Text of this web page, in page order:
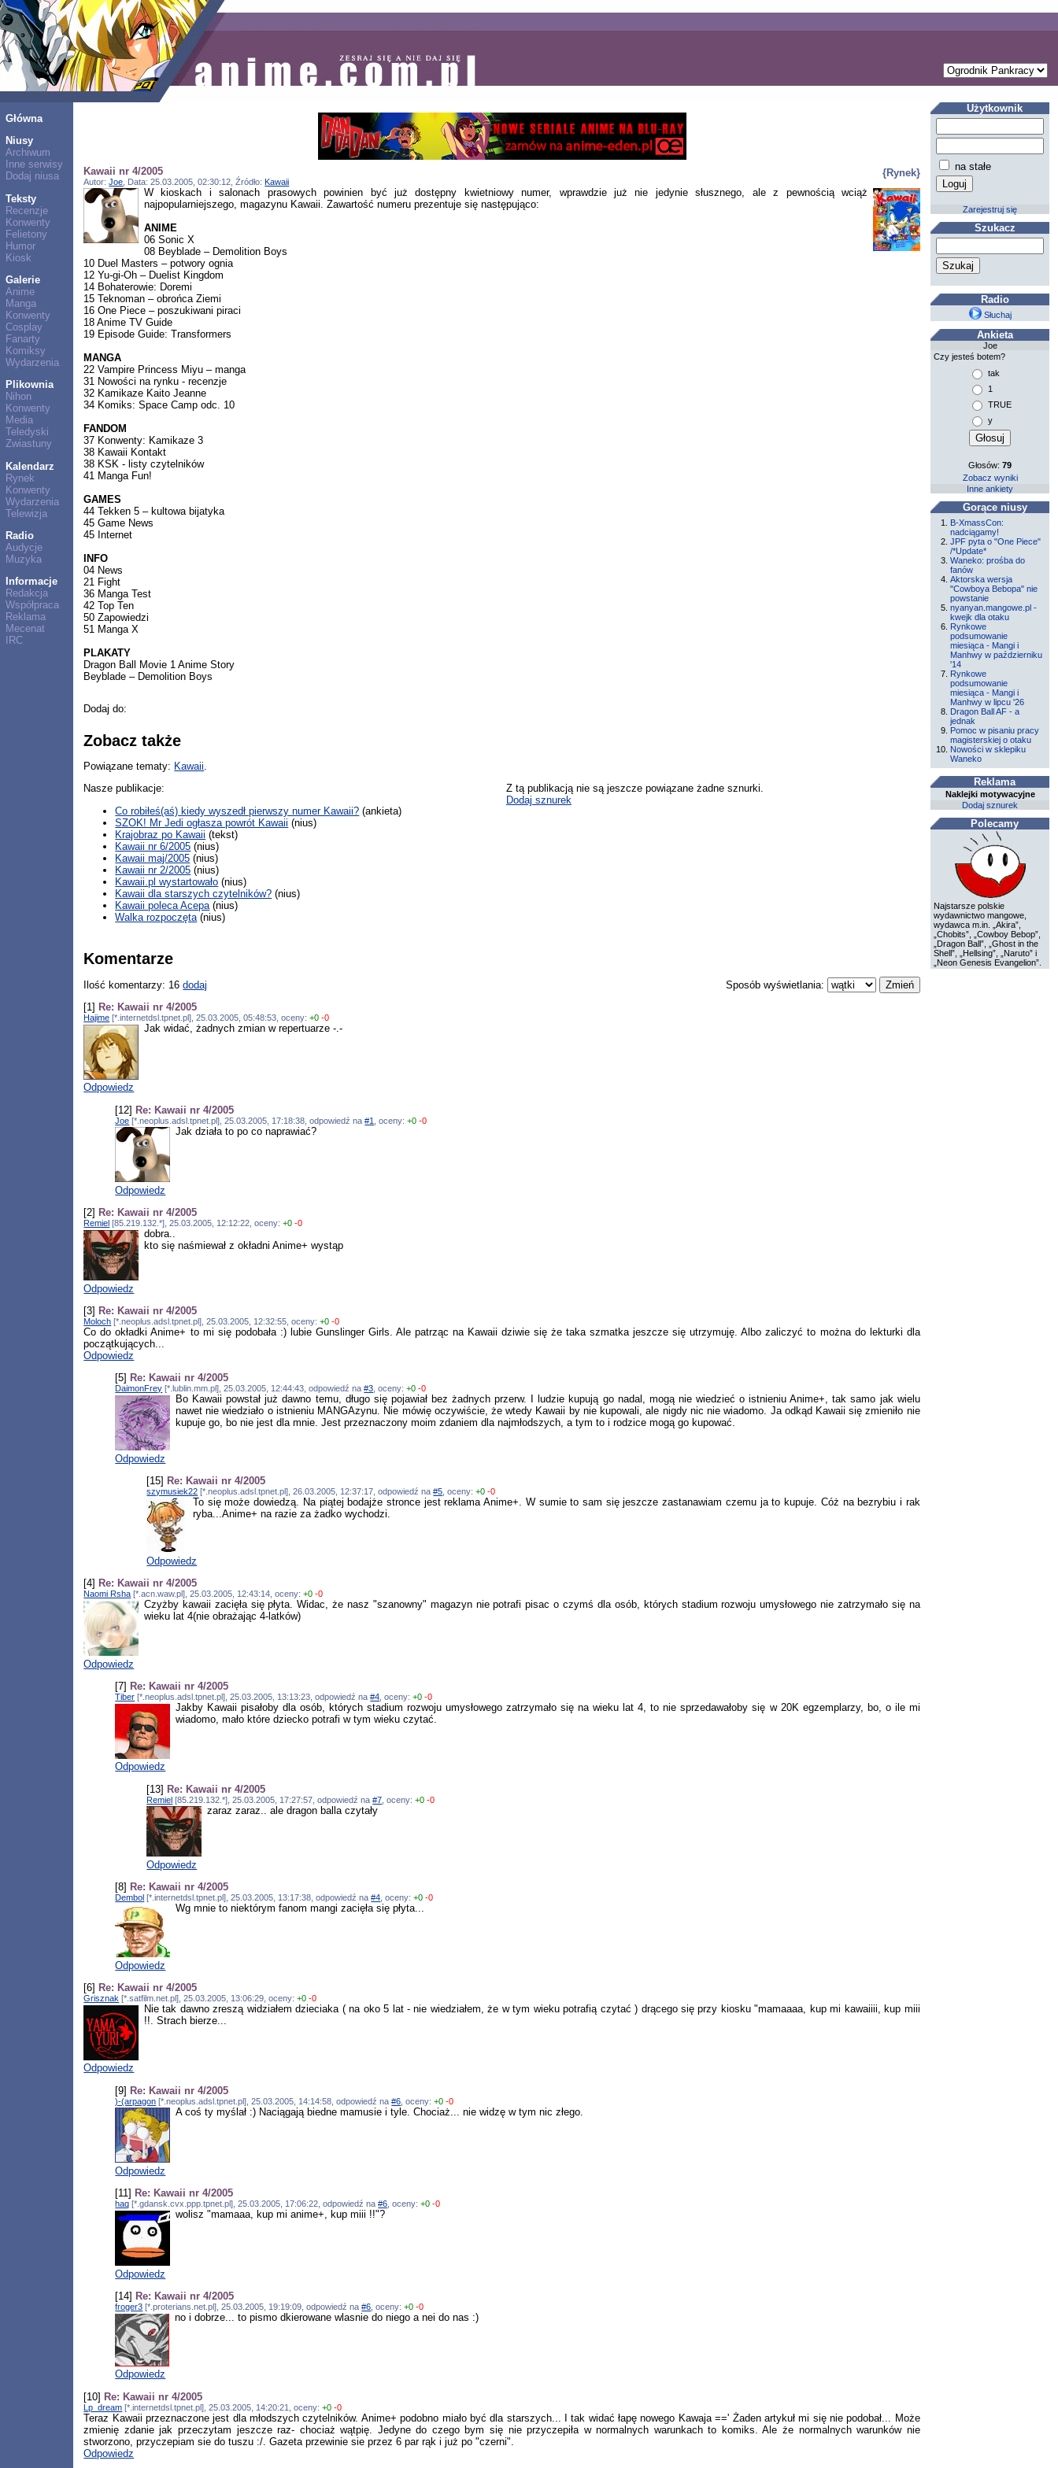
Główna
Niusy
Archiwum
Inne serwisy
Dodaj niusa
Teksty
Recenzje
Konwenty
Felietony
Humor
Kiosk
Galerie
Anime
Manga
Konwenty
Cosplay
Fanarty
Komiksy
Wydarzenia
Plikownia
Nihon
Konwenty
Media
Teledyski
Zwiastuny
Kalendarz
Rynek
Konwenty
Wydarzenia
Telewizja
Radio
Audycje
Muzyka
Informacje
Redakcja
Współpraca
Reklama
Mecenat
IRC
{Rynek}
Kawaii nr 4/2005
Autor:Joe , Data: 25.03.2005, 02:30:12, Źródło:Kawaii
W kioskach i salonach prasowych powinien być już dostępny kwietniowy numer, wprawdzie już nie jedynie słusznego, ale z pewnością wciąż
najpopularniejszego, magazynu Kawaii. Zawartość numeru prezentuje się następująco:
ANIME
06 Sonic X
08 Beyblade – Demolition Boys
10 Duel Masters – potwory ognia
12 Yu-gi-Oh – Duelist Kingdom
14 Bohaterowie: Doremi
15 Teknoman – obrońca Ziemi
16 One Piece – poszukiwani piraci
18 Anime TV Guide
19 Episode Guide: Transformers
MANGA
22 Vampire Princess Miyu – manga
31 Nowości na rynku - recenzje
32 Kamikaze Kaito Jeanne
34 Komiks: Space Camp odc. 10
FANDOM
37 Konwenty: Kamikaze 3
38 Kawaii Kontakt
38 KSK - listy czytelników
41 Manga Fun!
GAMES
44 Tekken 5 – kultowa bijatyka
45 Game News
45 Internet
INFO
04 News
21 Fight
36 Manga Test
42 Top Ten
50 Zapowiedzi
51 Manga X
PLAKATY
Dragon Ball Movie 1 Anime Story
Beyblade – Demolition Boys
Dodaj do:
Zobacz także
Powiązane tematy: Kawaii
Nasze publikacje:
Co robiłeś(aś) kiedy wyszedł pierwszy numer Kawaii? (ankieta)
SZOK! Mr Jedi ogłasza powrót Kawaii (nius)
Krajobraz po Kawaii (tekst)
Kawaii nr 6/2005 (nius)
Kawaii maj/2005 (nius)
Kawaii nr 2/2005 (nius)
Kawaii.pl wystartowało (nius)
Kawaii dla starszych czytelników? (nius)
Kawaii poleca Acepa (nius)
Walka rozpoczęta (nius)
Z tą publikacją nie są jeszcze powiązane żadne sznurki.
Dodaj sznurek
Komentarze
Sposób wyświetlania:
Ilość komentarzy: 16dodaj
[1] Re: Kawaii nr 4/2005
Hajime [*.internetdsl.tpnet.pl], 25.03.2005, 05:48:53, oceny:+0 -0
Jak widać, żadnych zmian w repertuarze -.-
Odpowiedz
[12] Re: Kawaii nr 4/2005
Joe [*.neoplus.adsl.tpnet.pl], 25.03.2005, 17:18:38, odpowiedź na#1 , oceny:+0 -0
Jak działa to po co naprawiać?
Odpowiedz
[2] Re: Kawaii nr 4/2005
Remiel [85.219.132.*], 25.03.2005, 12:12:22, oceny:+0 -0
dobra..
kto się naśmiewał z okładni Anime+ wystąp
Odpowiedz
[3] Re: Kawaii nr 4/2005
Moloch [*.neoplus.adsl.tpnet.pl], 25.03.2005, 12:32:55, oceny:+0 -0
Co do okładki Anime+ to mi się podobała :) lubie Gunslinger Girls. Ale patrząc na Kawaii dziwie się że taka szmatka jeszcze się utrzymuję. Albo zaliczyć to można do lekturki dla
początkujących...
Odpowiedz
[5] Re: Kawaii nr 4/2005
DaimonFrey [*.lublin.mm.pl], 25.03.2005, 12:44:43, odpowiedź na#3 , oceny:+0 -0
Bo Kawaii powstał już dawno temu, długo się pojawiał bez żadnych przerw. I ludzie kupują go nadal, mogą nie wiedzieć o istnieniu Anime+, tak samo jak wielu
nawet nie wiedziało o istnieniu MANGAzynu. Nie mówię oczywiście, że wtedy Kawaii by nie kupowali, ale nigdy nic nie wiadomo. Ja odkąd Kawaii się zmieniło nie
kupuje go, bo nie jest dla mnie. Jest przeznaczony moim zdaniem dla najmłodszych, a tym to i rodzice mogą go kupować.
Odpowiedz
[15] Re: Kawaii nr 4/2005
szymusiek22 [*.neoplus.adsl.tpnet.pl], 26.03.2005, 12:37:17, odpowiedź na#5 , oceny:+0 -0
To się może dowiedzą. Na piątej bodajże stronce jest reklama Anime+. W sumie to sam się jeszcze zastanawiam czemu ja to kupuje. Cóż na bezrybiu i rak
ryba...Anime+ na razie za żadko wychodzi.
Odpowiedz
[4] Re: Kawaii nr 4/2005
Naomi Rsha [*.acn.waw.pl], 25.03.2005, 12:43:14, oceny:+0 -0
Czyżby kawaii zacięła się płyta. Widac, że nasz "szanowny" magazyn nie potrafi pisac o czymś dla osób, których stadium rozwoju umysłowego nie zatrzymało się na
wieku lat 4(nie obrażając 4-latków)
Odpowiedz
[7] Re: Kawaii nr 4/2005
Tiber [*.neoplus.adsl.tpnet.pl], 25.03.2005, 13:13:23, odpowiedź na#4 , oceny:+0 -0
Jakby Kawaii pisałoby dla osób, których stadium rozwoju umysłowego zatrzymało się na wieku lat 4, to nie sprzedawałoby się w 20K egzemplarzy, bo, o ile mi
wiadomo, mało które dziecko potrafi w tym wieku czytać.
Odpowiedz
[13] Re: Kawaii nr 4/2005
Remiel [85.219.132.*], 25.03.2005, 17:27:57, odpowiedź na#7 , oceny:+0 -0
zaraz zaraz.. ale dragon balla czytały
Odpowiedz
[8] Re: Kawaii nr 4/2005
Dembol [*.internetdsl.tpnet.pl], 25.03.2005, 13:17:38, odpowiedź na#4 , oceny:+0 -0
Wg mnie to niektórym fanom mangi zacięła się płyta...
Odpowiedz
[6] Re: Kawaii nr 4/2005
Grisznak [*.satfilm.net.pl], 25.03.2005, 13:06:29, oceny:+0 -0
Nie tak dawno zreszą widziałem dzieciaka ( na oko 5 lat - nie wiedziałem, że w tym wieku potrafią czytać ) drącego się przy kiosku "mamaaaa, kup mi kawaiiii, kup miii
!!. Strach bierze...
Odpowiedz
[9] Re: Kawaii nr 4/2005
)-(arpagon [*.neoplus.adsl.tpnet.pl], 25.03.2005, 14:14:58, odpowiedź na#6 , oceny:+0 -0
A coś ty myślał :) Naciągają biedne mamusie i tyle. Chociaż... nie widzę w tym nic złego.
Odpowiedz
[11] Re: Kawaii nr 4/2005
haq [*.gdansk.cvx.ppp.tpnet.pl], 25.03.2005, 17:06:22, odpowiedź na#6 , oceny:+0 -0
wolisz "mamaaa, kup mi anime+, kup miii !!"?
Odpowiedz
[14] Re: Kawaii nr 4/2005
froger3 [*.proterians.net.pl], 25.03.2005, 19:19:09, odpowiedź na#6 , oceny:+0 -0
no i dobrze... to pismo dkierowane wlasnie do niego a nei do nas :)
Odpowiedz
[10] Re: Kawaii nr 4/2005
Lp_dream [*.internetdsl.tpnet.pl], 25.03.2005, 14:20:21, oceny:+0 -0
Teraz Kawaii przeznaczone jest dla młodszych czytelników. Anime+ podobno miało być dla starszych... I tak widać łapę nowego Kawaja ==' Żaden artykuł mi się nie podobał... Może
zmienię zdanie jak przeczytam jeszcze raz- chociaż wątpię. Jedyne do czego bym się nie przyczepiła w normalnych warunkach to komiks. Ale że normalnych warunków nie
stworzono, przyczepiam sie do tuszu :/. Gazeta przewinie sie przez 6 par rąk i już po "czerni".
Odpowiedz
Użytkownik
na stałe
Zarejestruj się
Szukacz
Radio
Słuchaj
Ankieta
Joe
Czy jesteś botem?
tak
1
TRUE
y
Głosów:79
Zobacz wyniki
Inne ankiety
Gorące niusy
B-XmassCon:
nadciągamy!
JPF pyta o "One Piece"
/*Update*
Waneko: prośba do
fanów
Aktorska wersja
"Cowboya Bebopa" nie
powstanie
nyanyan.mangowe.pl -
kwejk dla otaku
Rynkowe
podsumowanie
miesiąca - Mangi i
Manhwy w październiku
'14
Rynkowe
podsumowanie
miesiąca - Mangi i
Manhwy w lipcu '26
Dragon Ball AF - a
jednak
Pomoc w pisaniu pracy
magisterskiej o otaku
Nowości w sklepiku
Waneko
Reklama
Naklejki motywacyjne
Dodaj sznurek
Polecamy
Najstarsze polskie
wydawnictwo mangowe,
wydawca m.in. „Akira”,
„Chobits”, „Cowboy Bebop”,
„Dragon Ball”, „Ghost in the
Shell”, „Hellsing”, „Naruto” i
„Neon Genesis Evangelion”.